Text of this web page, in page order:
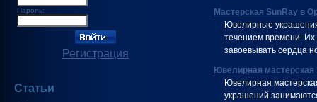
Пароль:
Регистрация
Статьи
Мастерская SunRay в
Ювелирные
течением времени.
завоевывать сердца
Ювелирная мастерская
Ювелирная
украшений